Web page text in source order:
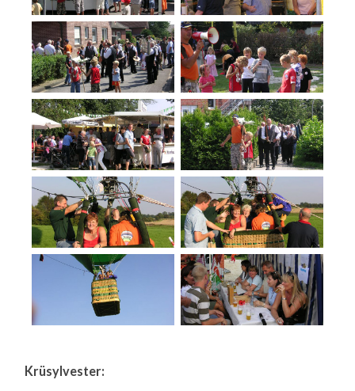
Krüsylvester: